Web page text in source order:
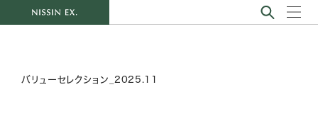
バリューセレクション_2025.11